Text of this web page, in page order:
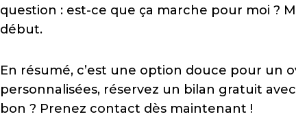
question : est-ce que ça marche pour moi ?
début.
En résumé, c’est une option douce pour un
personnalisées, réservez un bilan gratuit
bon ? Prenez contact dès maintenant !